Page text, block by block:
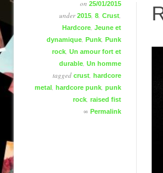
on 25/01/2015
under2015 8 Crust
Hardcore Jeune et
dynamique Punk Punk
rock Un amour fort et
durable Un homme
tagged crust hardcore
metal hardcore punk punk
rock raised fist
∞ Permalink